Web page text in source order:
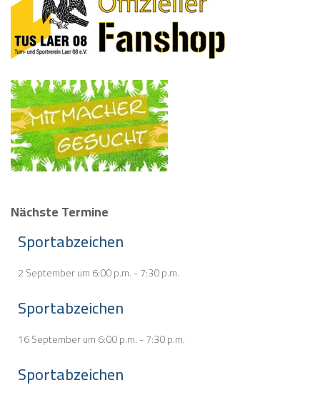
Nächste Termine
Sportabzeichen
2 September um 6:00 p.m.-7:30 p.m.
Sportabzeichen
16 September um 6:00 p.m.-7:30 p.m.
Sportabzeichen